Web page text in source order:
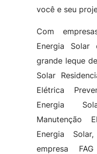
você e seu
Com
Energia
grande leque
Solar
Elétrica
Energia
Manutenção
Energia
empresa